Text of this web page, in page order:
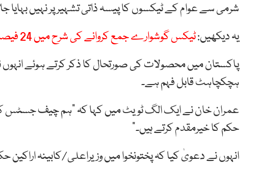
شرمی سے عوام کے ٹیکسوں کا پیسہ ذاتی تشہیر پر نہیں بہایا
یہ دیکھیں:ٹیکس گوشوارے جمع کروانے کی شرح میں 24 فیصد اضافہ
پاکستان میں محصولات کی صورتحال کا ذکر کرتے ہوئے
ہچکچاہٹ قابل فہم ہے۔
عمران خان نے ایک الگ ٹویٹ میں کہا کہ “ہم چیف جسٹس
حکم کا خیرمقدم کرتے ہیں۔”
انہوں نے دعویٰ کیا کہ پختونخوا میں وزیراعلی/کابینہ